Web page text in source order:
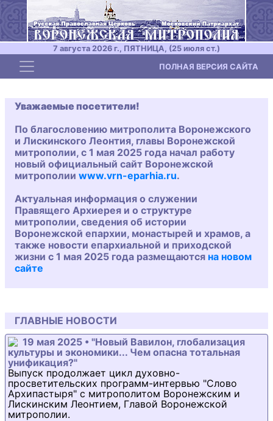
7 августа 2026 г., ПЯТНИЦА, (25 июля ст.)
Toggle navigation ПОЛНАЯ ВЕРСИЯ САЙТА
Уважаемые посетители!
По благословению митрополита Воронежского
и Лискинского Леонтия, главы Воронежской
митрополии, с 1 мая 2025 года начал работу
новый официальный сайт Воронежской
митрополии www.vrn-eparhia.ru.
Актуальная информация о служении
Правящего Архиерея и о структуре
митрополии, сведения об истории
Воронежской епархии, монастырей и храмов, а
также новости епархиальной и приходской
жизни с 1 мая 2025 года размещаются на новом
сайте
ГЛАВНЫЕ НОВОСТИ
19 мая 2025 • "Новый Вавилон, глобализация
культуры и экономики... Чем опасна тотальная
унификация?"
Выпуск продолжает цикл духовно-
просветительских программ-интервью "Слово
Архипастыря" с митрополитом Воронежским и
Лискинским Леонтием, Главой Воронежской
митрополии.